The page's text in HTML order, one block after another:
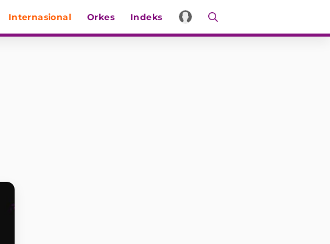
Internasional Orkes Indeks